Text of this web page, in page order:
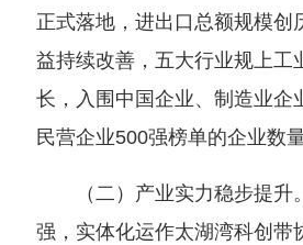
正式落地，进出口总额规模创
益持续改善，五大行业规上工
长，入围中国企业、制造业企
民营企业500强榜单的企业数
（二）产业实力稳步提升
强，实体化运作太湖湾科创带